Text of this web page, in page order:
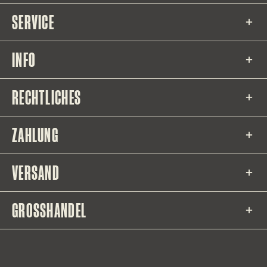
SERVICE
INFO
RECHTLICHES
ZAHLUNG
VERSAND
GROSSHANDEL